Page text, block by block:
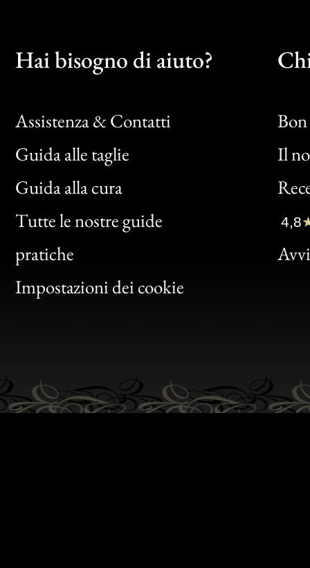
Hai bisogno di aiuto?
Assistenza & Contatti
Guida alle taglie
Guida alla cura
Tutte le nostre guide
pratiche
Impostazioni dei cookie
Il
Bon
Clic
Bon
4,8